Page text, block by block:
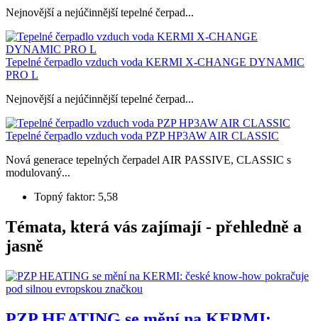
Nejnovější a nejúčinnější tepelné čerpad...
Tepelné čerpadlo vzduch voda KERMI X-CHANGE DYNAMIC
PRO L
Nejnovější a nejúčinnější tepelné čerpad...
Tepelné čerpadlo vzduch voda PZP HP3AW AIR CLASSIC
Nová generace tepelných čerpadel AIR PASSIVE, CLASSIC s
modulovaný...
Topný faktor: 5,58
Témata, která vás zajímají - přehledně a
jasně